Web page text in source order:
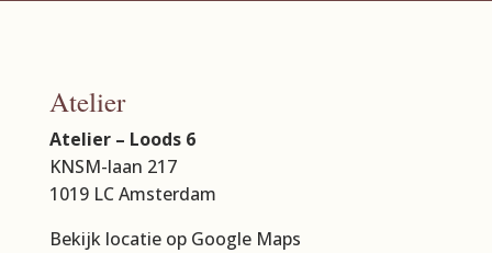
Atelier
Atelier – Loods 6
KNSM-laan 217
1019 LC Amsterdam
Bekijk locatie op Google Maps